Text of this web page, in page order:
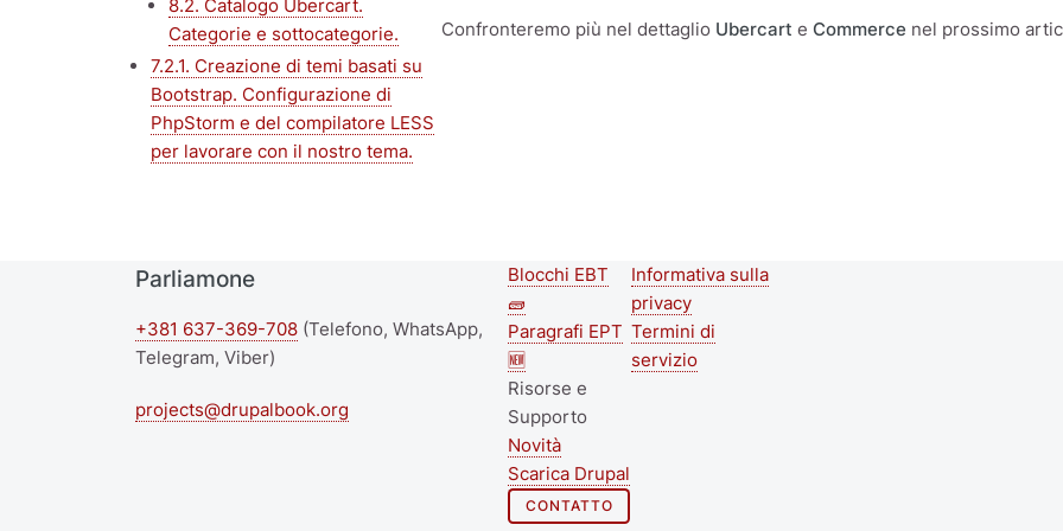
8.2. Catalogo Ubercart.
Categorie e sottocategorie.
7.2.1. Creazione di temi basati su
Bootstrap. Configurazione di
PhpStorm e del compilatore LESS
per lavorare con il nostro tema.
Confronteremo più nel dettaglio Ubercart e Commerce nel prossimo
Parliamone
+381 637-369-708 (Telefono, WhatsApp,
Telegram, Viber)
projects@drupalbook.org
Second
footer
menu
Blocchi EBT
🧱
Paragrafi EPT
🆕
Risorse e
Supporto
Novità
Scarica Drupal
CONTATTO
Footer menu
Informativa sulla
privacy
Termini di
servizio